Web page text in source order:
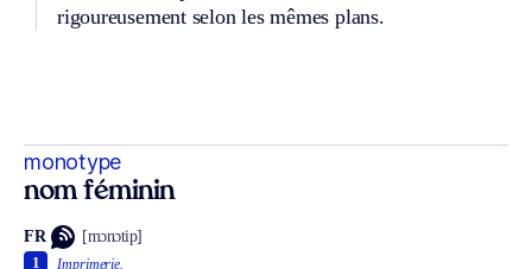
rigoureusement selon les mêmes plans.
monotype
nom féminin
FR [mɔnɔtip]
Imprimerie.
1